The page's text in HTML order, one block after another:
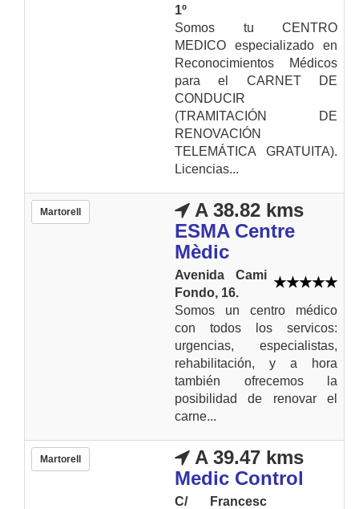
1º
Somos tu CENTRO
MEDICO especializado en
Reconocimientos Médicos
para el CARNET DE
CONDUCIR
(TRAMITACIÓN DE
RENOVACIÓN
TELEMÁTICA GRATUITA).
Licencias...
Martorell
A 38.82 kms
ESMA Centre
Mèdic
Avenida Cami
Fondo, 16.
Somos un centro médico
con todos los servicos:
urgencias, especialistas,
rehabilitación, y a hora
también ofrecemos la
posibilidad de renovar el
carne...
Martorell
A 39.47 kms
Medic Control
C/ Francesc